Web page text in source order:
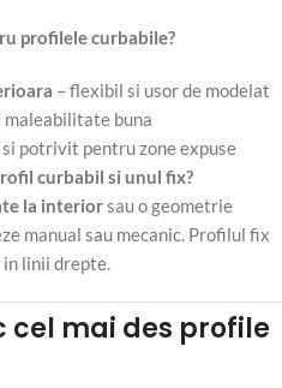
profilele curbabile?
– flexibil si usor de modelat
maleabilitate buna
potrivit pentru zone expuse
curbabil si unul fix?
la interiorsau o geometrie
manual sau mecanic. Profilul fix
in linii drepte.
cel mai des profile